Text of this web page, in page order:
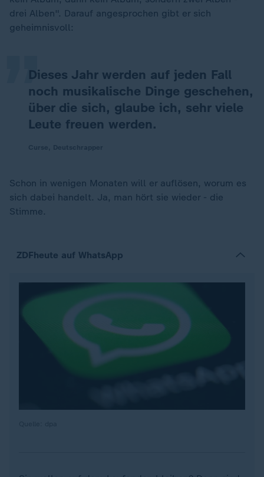
drei Alben". Darauf angesprochen gibt er sich
geheimnisvoll:
Dieses Jahr werden auf jeden Fall
noch musikalische Dinge geschehen,
über die sich, glaube ich, sehr viele
Leute freuen werden.
„
Schon in wenigen Monaten will er auflösen, worum es
sich dabei handelt. Ja, man hört sie wieder - die
Stimme.
ZDFheute auf WhatsApp